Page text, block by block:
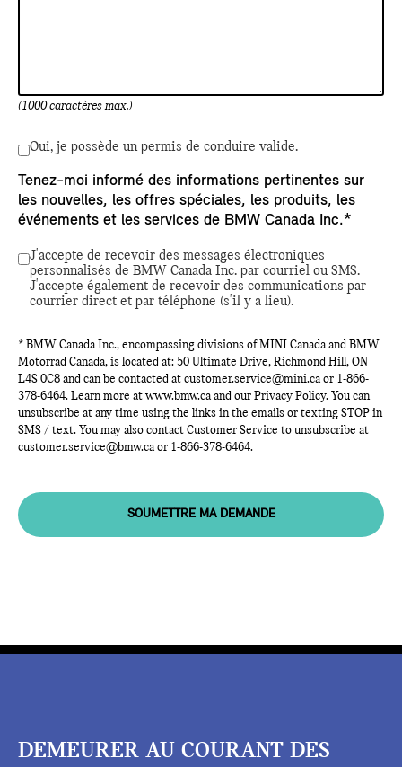
(1000 caractères max.)
Oui, je possède un permis de conduire valide.
Tenez-moi informé des informations pertinentes sur
les nouvelles, les offres spéciales, les produits, les
événements et les services de BMW Canada Inc.*
J'accepte de recevoir des messages électroniques
personnalisés de BMW Canada Inc. par courriel ou SMS.
J'accepte également de recevoir des communications par
courrier direct et par téléphone (s'il y a lieu).
* BMW Canada Inc., encompassing divisions of MINI Canada and BMW
Motorrad Canada, is located at: 50 Ultimate Drive, Richmond Hill, ON
L4S 0C8 and can be contacted at customer.service@mini.ca or 1-866-
378-6464. Learn more at www.bmw.ca and our Privacy Policy. You can
unsubscribe at any time using the links in the emails or texting STOP in
SMS / text. You may also contact Customer Service to unsubscribe at
customer.service@bmw.ca or 1-866-378-6464.
SOUMETTRE MA DEMANDE
DEMEURER AU COURANT DES